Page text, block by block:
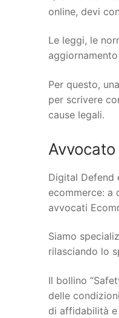
online, devi
Le leggi, le
Per questo,
per scrivere
cause legali.
Digital Defend
ecommerce: a
avvocati
Siamo
rilasciando lo
Il bollino
delle
di affidabilità